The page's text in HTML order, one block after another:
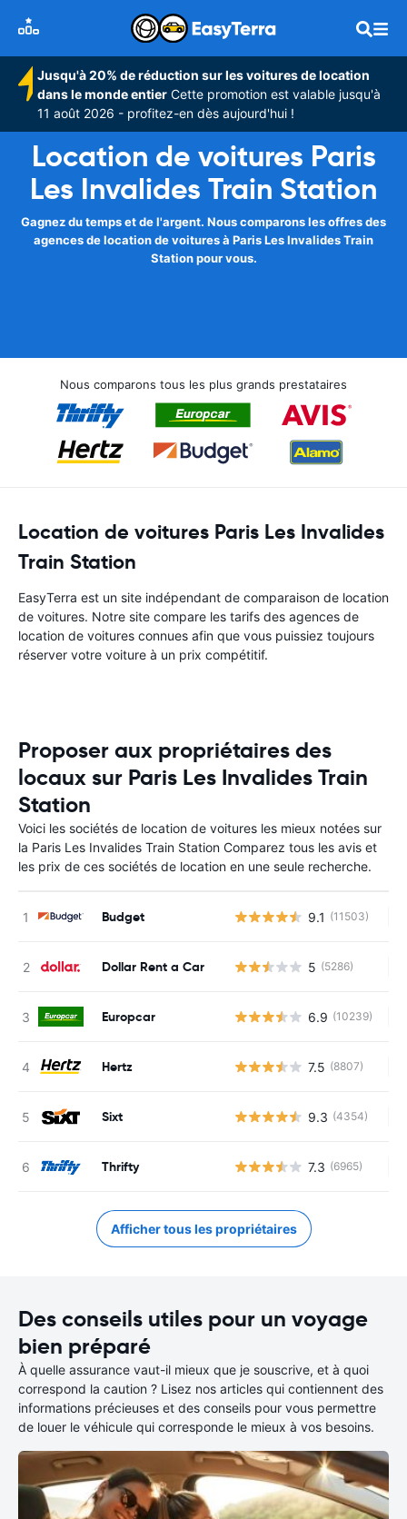
Jusqu'à 20% de réduction sur les voitures de location
dans le monde entier Cette promotion est valable jusqu'à
11 août 2026 - profitez-en dès aujourd'hui !
Location de voitures Paris
Les Invalides Train Station
Gagnez du temps et de l'argent. Nous comparons les offres des
agences de location de voitures à Paris Les Invalides Train
Station pour vous.
Nous comparons tous les plus grands prestataires
Location de voitures Paris Les Invalides
Train Station
EasyTerra est un site indépendant de comparaison de location
de voitures. Notre site compare les tarifs des agences de
location de voitures connues afin que vous puissiez toujours
réserver votre voiture à un prix compétitif.
Proposer aux propriétaires des
locaux sur Paris Les Invalides Train
Station
Voici les sociétés de location de voitures les mieux notées sur
la Paris Les Invalides Train Station Comparez tous les avis et
les prix de ces sociétés de location en une seule recherche.
Budget 9.1 (11503)
Dollar Rent a Car 5 (5286)
Europcar 6.9 (10239)
Hertz 7.5 (8807)
Sixt 9.3 (4354)
Thrifty 7.3 (6965)
Afficher tous les propriétaires
Des conseils utiles pour un voyage
bien préparé
À quelle assurance vaut-il mieux que je souscrive, et à quoi
correspond la caution ? Lisez nos articles qui contiennent des
informations précieuses et des conseils pour vous permettre
de louer le véhicule qui corresponde le mieux à vos besoins.